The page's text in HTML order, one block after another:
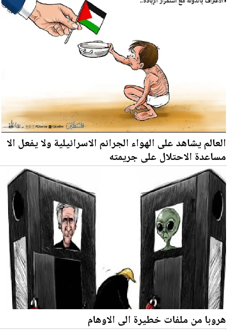
العالم يشاهد على الهواء الجرائم الاسرائيلية ولا يفعل الا
مساعدة الاحتلال على جريمته
هروبا من ملفات خطيرة الى الاوهام